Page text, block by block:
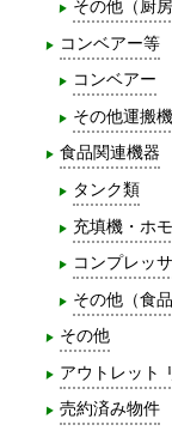
その他（厨房
コンベアー等
コンベアー
その他運搬
食品関連機器
タンク類
充填機・ホ
コンプレッ
その他（食
その他
アウトレット
売約済み物件